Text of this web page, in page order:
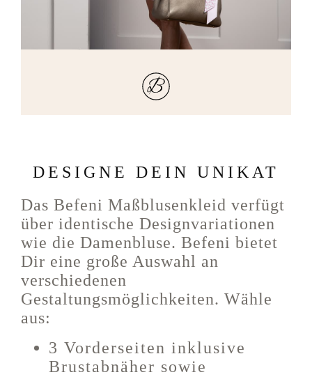
DESIGNE DEIN UNIKAT
Das Befeni Maßblusenkleid verfügt
über identische Designvariationen
wie die Damenbluse. Befeni bietet
Dir eine große Auswahl an
verschiedenen
Gestaltungsmöglichkeiten. Wähle
aus:
3 Vorderseiten inklusive
Brustabnäher sowie